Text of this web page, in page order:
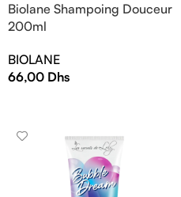
Biolane Shampoing Douceur
200ml
BIOLANE
66,00 Dhs